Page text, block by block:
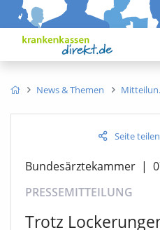
News & Themen Mitteilun
Seite teilen
Bundesärztekammer |
PRESSEMITTEILUNG
Trotz